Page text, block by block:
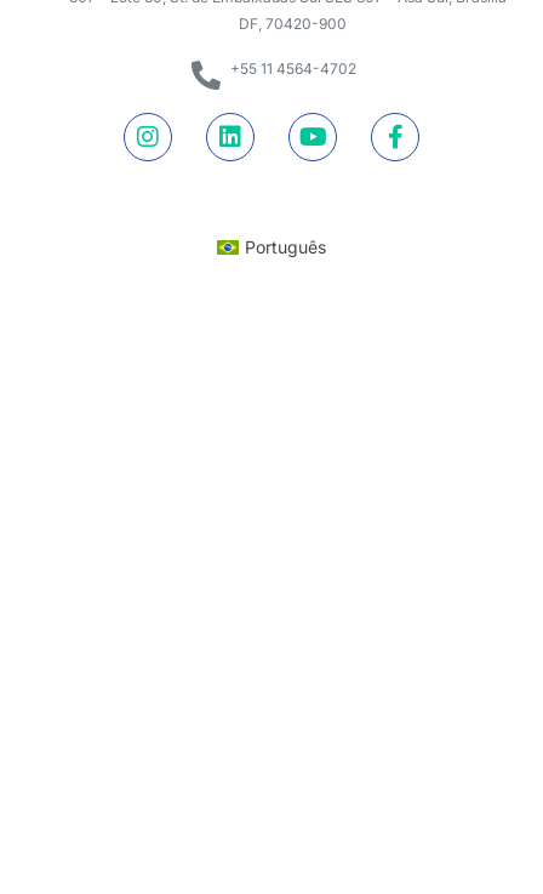
DF, 70420-900
+55 11 4564-4702
Português